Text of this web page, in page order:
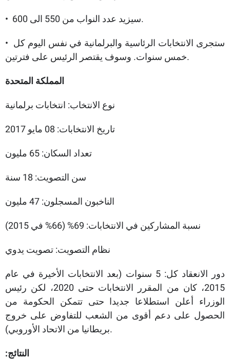
• سيزيد عدد النواب من 550 الى 600.
• ستجرى الانتخابات الرئاسية والبرلمانية في نفس اليوم كل
خمس سنوات. وسوف يقتصر الرئيس على فترتين.
المملكة المتحدة
نوع الانتخاب: انتخابات برلمانية
تاريخ الانتخابات: 08 مايو 2017
تعداد السكان: 65 مليون
سن التصويت: 18 سنة
الناخبون المسجلون: 47 مليون
نسبة المشاركين في الانتخابات: 69% (66% في 2015)
نظام التصويت: تصويت يدوي
دور الانعقاد كل: 5 سنوات (بعد الانتخابات الأخيرة في عام
2015، كان من المقرر الانتخابات حتى 2020، لكن رئيس
الوزراء أعلن استطلاعا جديدا حتى تتمكن الحكومة من
الحصول على دعم أقوى من الشعب للتفاوض على خروج
بريطانيا من الاتحاد الأوروبي).
النتائج: